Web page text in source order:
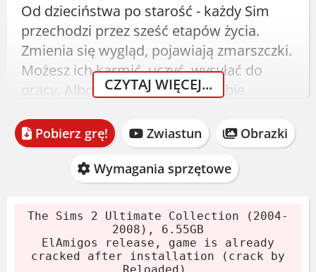
Od dzieciństwa po starość - każdy Sim
przechodzi przez sześć etapów życia.
Zmienia się wygląd, pojawiają zmarszczki.
Możesz ich karmić, uczyć, wysyłać do
pracy. Albo zostawić samym sobie.
krucho.
The Sims 2 Ultimate
Collection Pobierz - Edycja
Ultimate
Wydanie ElAmigos z 2008 roku zawiera
CZYTAJ WIĘCEJ...
Pobierz grę! Zwiastun Obrazki
Wymagania sprzętowe
The Sims 2 Ultimate Collection (2004-
2008), 6.55GB
ElAmigos release, game is already
cracked after installation (crack by
Reloaded).